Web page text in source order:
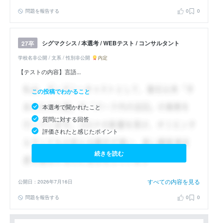
問題を報告する 0 0
27卒 シグマクシス / 本選考 / WEBテスト / コンサルタント
学校名非公開 / 文系 / 性別非公開 内定
【テストの内容】言語...
この投稿でわかること
本選考で聞かれたこと
質問に対する回答
評価されたと感じたポイント
続きを読む
公開日：2026年7月16日 すべての内容を見る
問題を報告する 0 0